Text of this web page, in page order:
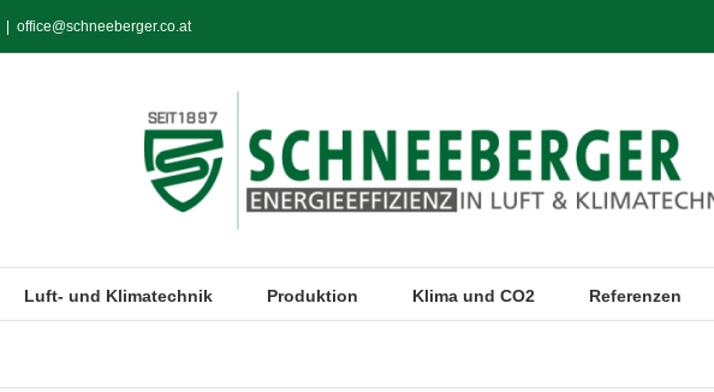
office@schneeberger.co.at
Luft- und Klimatechnik Produktion Klima und CO2 Referenzen